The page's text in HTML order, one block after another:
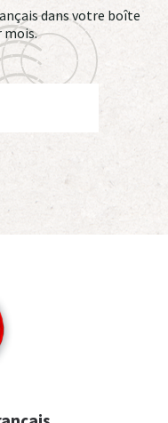
dans votre boîte
mois.